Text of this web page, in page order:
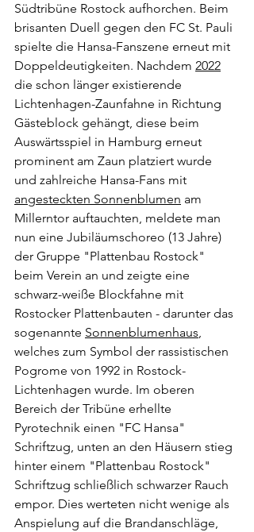
Südtribüne Rostock aufhorchen. Beim
brisanten Duell gegen den FC St. Pauli
spielte die Hansa-Fanszene erneut mit
Doppeldeutigkeiten. Nachdem 2022
die schon länger existierende
Lichtenhagen-Zaunfahne in Richtung
Gästeblock gehängt, diese beim
Auswärtsspiel in Hamburg erneut
prominent am Zaun platziert wurde
und zahlreiche Hansa-Fans mit
angesteckten Sonnenblumen am
Millerntor auftauchten, meldete man
nun eine Jubiläumschoreo (13 Jahre)
der Gruppe "Plattenbau Rostock"
beim Verein an und zeigte eine
schwarz-weiße Blockfahne mit
Rostocker Plattenbauten - darunter das
sogenannte Sonnenblumenhaus
welches zum Symbol der rassistischen
Pogrome von 1992 in Rostock-
Lichtenhagen wurde. Im oberen
Bereich der Tribüne erhellte
Pyrotechnik einen "FC Hansa"
Schriftzug, unten an den Häusern stieg
hinter einem "Plattenbau Rostock"
Schriftzug schließlich schwarzer Rauch
empor. Dies werteten nicht wenige als
Anspielung auf die Brandanschläge,